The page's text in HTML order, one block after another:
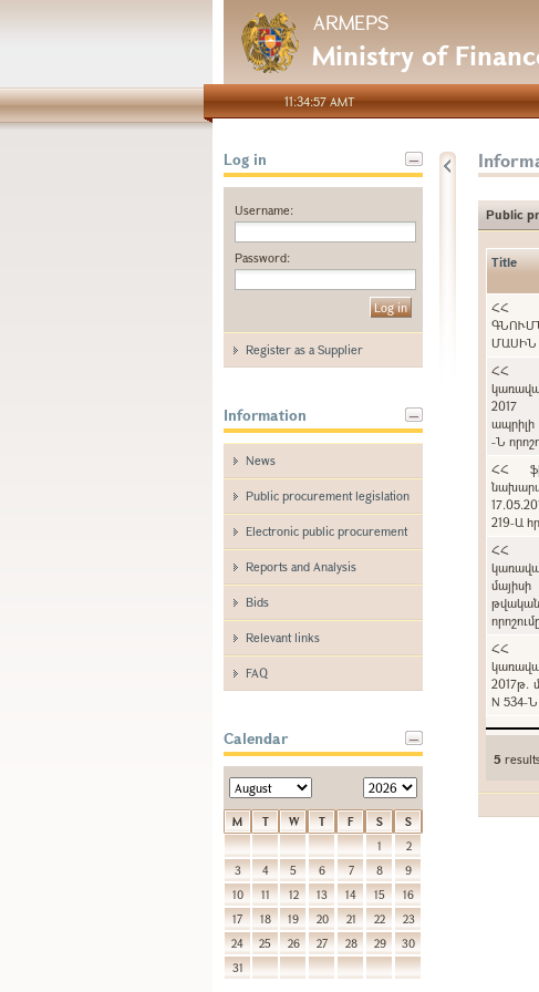
ARMEPS
Ministry of
11:34:57 AMT
Log in
Username:
Password:
Register as a Supplier
Information
News
Public procurement legislation
Electronic public procurement
Reports and Analysis
Bids
Relevant links
FAQ
Calendar
M T W T F S
S
1
2
3
4 5 6 7 8
9
10
11 12 13 14 15
16
17
18 19 20 21 22
23
24
25 26 27 28 29
30
31
Public
Title
ՀՀ
ՄԱՍԻՆ
ՀՀ
2017
-Ն
ՀՀ
219-Ա
ՀՀ
ՀՀ
2017թ.
N 534-Ն
5